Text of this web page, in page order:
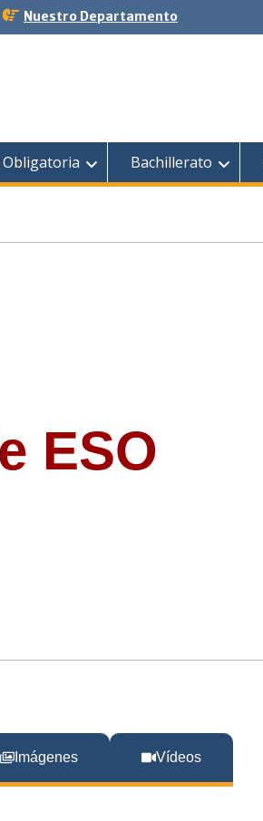
Nuestro Departamento
Obligatoria Bachillerato
ESO
Imágenes Vídeos